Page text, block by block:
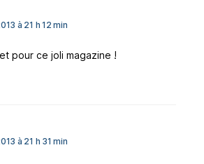
à 21 h 12 min
pour ce joli magazine !
à 21 h 31 min